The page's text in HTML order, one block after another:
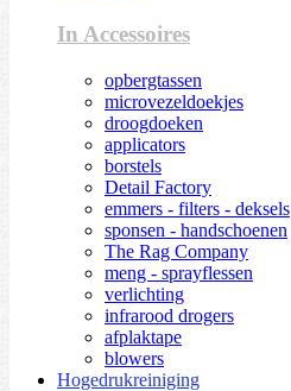
In Accessoires
opbergtassen
microvezeldoekjes
droogdoeken
applicators
borstels
Detail Factory
emmers - filters - deksels
sponsen - handschoenen
The Rag Company
meng - sprayflessen
verlichting
infrarood drogers
afplaktape
blowers
Hogedrukreiniging